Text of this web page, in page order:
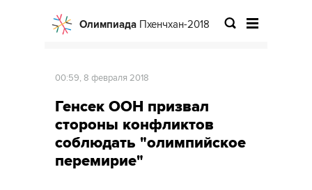
Олимпиада Пхенчхан-2018
00:59, 8 февраля 2018
Генсек ООН призвал
стороны конфликтов
соблюдать "олимпийское
перемирие"